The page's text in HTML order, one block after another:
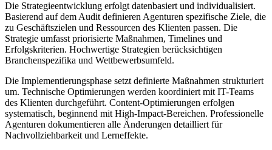
Die Strategieentwicklung erfolgt datenbasiert und individualisiert.
Basierend auf dem Audit definieren Agenturen spezifische Ziele, die
zu Geschäftszielen und Ressourcen des Klienten passen. Die
Strategie umfasst priorisierte Maßnahmen, Timelines und
Erfolgskriterien. Hochwertige Strategien berücksichtigen
Branchenspezifika und Wettbewerbsumfeld.
Die Implementierungsphase setzt definierte Maßnahmen strukturiert
um. Technische Optimierungen werden koordiniert mit IT-Teams
des Klienten durchgeführt. Content-Optimierungen erfolgen
systematisch, beginnend mit High-Impact-Bereichen. Professionelle
Agenturen dokumentieren alle Änderungen detailliert für
Nachvollziehbarkeit und Lerneffekte.